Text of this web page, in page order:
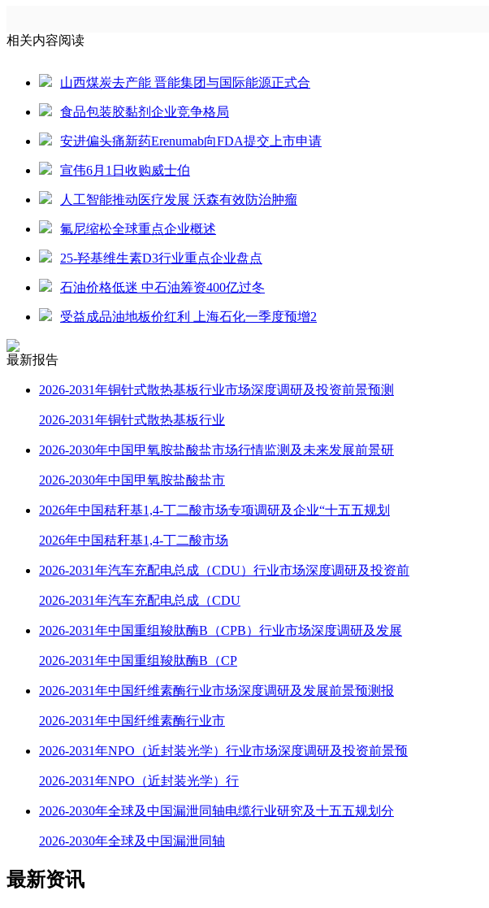
相关内容阅读
山西煤炭去产能 晋能集团与国际能源正式合
食品包装胶黏剂企业竞争格局
安进偏头痛新药Erenumab向FDA提交上市申请
宣伟6月1日收购威士伯
人工智能推动医疗发展 沃森有效防治肿瘤
氟尼缩松全球重点企业概述
25-羟基维生素D3行业重点企业盘点
石油价格低迷 中石油筹资400亿过冬
受益成品油地板价红利 上海石化一季度预增2
最新报告
2026-2031年铜针式散热基板行业市场深度调研及投资前景预测
2026-2031年铜针式散热基板行业
2026-2030年中国甲氧胺盐酸盐市场行情监测及未来发展前景研
2026-2030年中国甲氧胺盐酸盐市
2026年中国秸秆基1,4-丁二酸市场专项调研及企业“十五五规划
2026年中国秸秆基1,4-丁二酸市场
2026-2031年汽车充配电总成（CDU）行业市场深度调研及投资前
2026-2031年汽车充配电总成（CDU
2026-2031年中国重组羧肽酶B（CPB）行业市场深度调研及发展
2026-2031年中国重组羧肽酶B（CP
2026-2031年中国纤维素酶行业市场深度调研及发展前景预测报
2026-2031年中国纤维素酶行业市
2026-2031年NPO（近封装光学）行业市场深度调研及投资前景预
2026-2031年NPO（近封装光学）行
2026-2030年全球及中国漏泄同轴电缆行业研究及十五五规划分
2026-2030年全球及中国漏泄同轴
最新资讯